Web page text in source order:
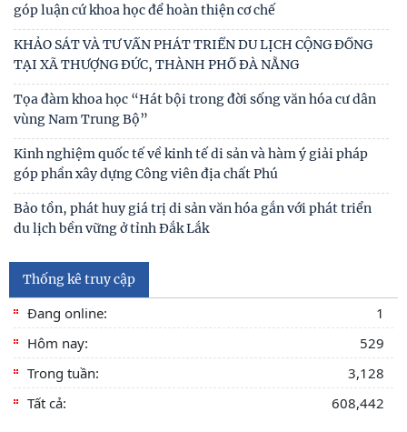
Viện Khoa học xã hội vùng Trung Bộ và Tây Nguyên tham
gia Chương trình làm việc với Sở Khoa học và
Viện Khoa học xã hội vùng Trung Bộ và Tây Nguyên làm
việc với Sở Khoa học và Công nghệ tỉnh Khánh
SINH HOẠT KHOA HỌC CHI ĐOÀN QUÝ III CHỦ ĐỀ: “ĐỀ
XUẤT GIẢI PHÁP BẢO ĐẢM AN NINH NGUỒN NƯỚC PHỤC
VỤ
Viện Khoa học xã hội vùng Trung Bộ và Tây Nguyên đóng
góp luận cứ khoa học để hoàn thiện cơ chế
KHẢO SÁT VÀ TƯ VẤN PHÁT TRIỂN DU LỊCH CỘNG ĐỒNG
TẠI XÃ THƯỢNG ĐỨC, THÀNH PHỐ ĐÀ NẴNG
Tọa đàm khoa học “Hát bội trong đời sống văn hóa cư dân
vùng Nam Trung Bộ”
Kinh nghiệm quốc tế về kinh tế di sản và hàm ý giải pháp
góp phần xây dựng Công viên địa chất Phú
Thống kê truy cập
Đang online:
1
Hôm nay:
529
Trong tuần:
3,128
Tất cả:
608,442